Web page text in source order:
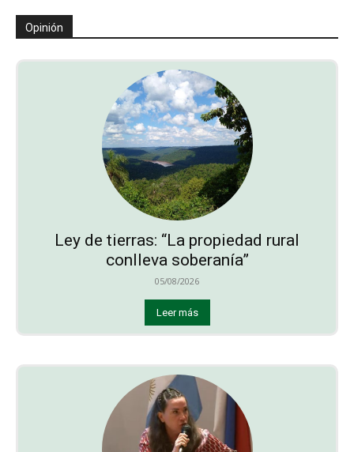
Opinión
Ley de tierras: “La propiedad rural
conlleva soberanía”
05/08/2026
Leer más